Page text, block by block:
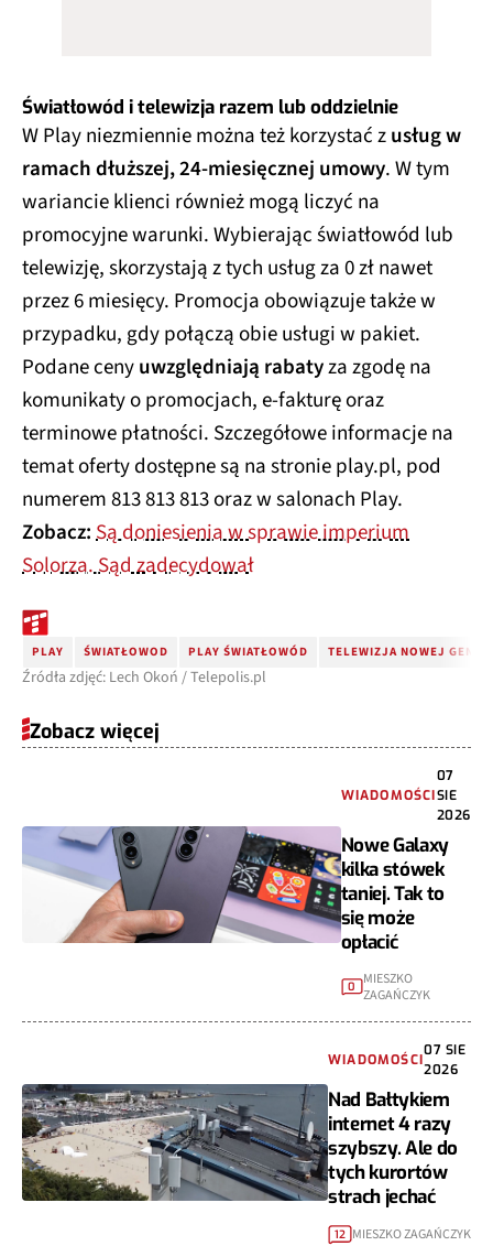
Światłowód i telewizja razem lub oddzielnie
W Play niezmiennie można też korzystać zusług w
ramach dłuższej, 24-miesięcznej umowy. W tym
wariancie klienci również mogą liczyć na
promocyjne warunki. Wybierając światłowód lub
telewizję, skorzystają z tych usług za 0 zł nawet
przez 6 miesięcy. Promocja obowiązuje także w
przypadku, gdy połączą obie usługi w pakiet.
Podane cenyuwzględniają rabatyza zgodę na
komunikaty o promocjach, e-fakturę oraz
terminowe płatności. Szczegółowe informacje na
temat oferty dostępne są na stronie play.pl, pod
numerem 813 813 813 oraz w salonach Play.
Zobacz:Są doniesienia w sprawie imperium
Solorza. Sąd zadecydował
PLAY ŚWIATŁOWOD PLAY ŚWIATŁOWÓD TELEWIZJA NOWEJ
Źródła zdjęć: Lech Okoń / Telepolis.pl
Zobacz więcej
WIADOMOŚCI
07
SIE
2026
Nowe Galaxy
kilka stówek
taniej. Tak to
się może
opłacić
0 MIESZKO
ZAGAŃCZYK
WIADOMOŚCI
07 SIE
2026
Nad Bałtykiem
internet 4 razy
szybszy. Ale do
tych kurortów
strach jechać
12 MIESZKO ZAGAŃCZYK